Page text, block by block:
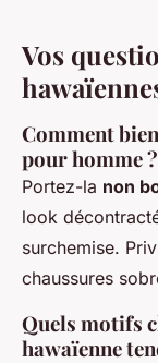
Vos
Comment
pour homme ?
Portez-la non
look
surchemise.
chaussures
Quels motifs
hawaïenne